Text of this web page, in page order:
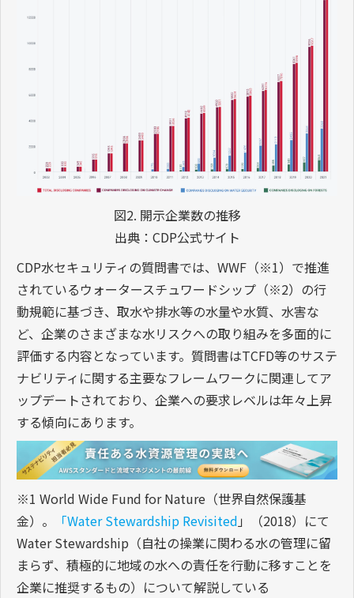
図2. 開示企業数の推移
出典：CDP公式サイト
CDP水セキュリティの質問書では、WWF（※1）で推進
されているウォータースチュワードシップ（※2）の行
動規範に基づき、取水や排水等の水量や水質、水害な
ど、企業のさまざまな水リスクへの取り組みを多面的に
評価する内容となっています。質問書はTCFD等のサステ
ナビリティに関する主要なフレームワークに関連してア
ップデートされており、企業への要求レベルは年々上昇
する傾向にあります。
※1 World Wide Fund for Nature（世界自然保護基
金）。
「Water Stewardship Revisited 」（2018）にて
Water Stewardship（自社の操業に関わる水の管理に留
まらず、積極的に地域の水への責任を行動に移すことを
企業に推奨するもの）について解説している